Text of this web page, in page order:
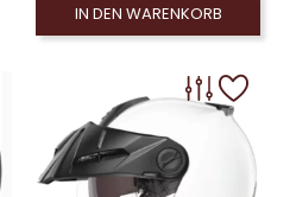
IN DEN WARENKORB